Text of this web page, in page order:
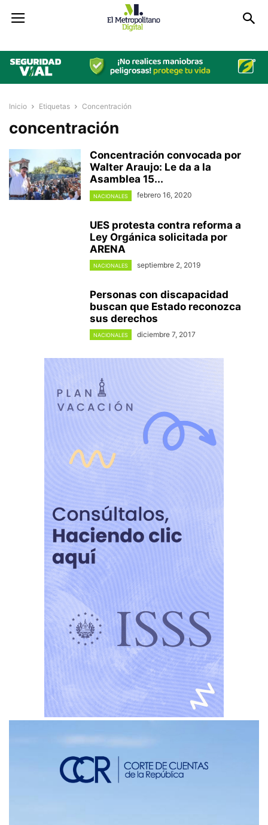
Inicio Etiquetas Concentración
concentración
Concentración convocada por
Walter Araujo: Le da a la
Asamblea 15...
NACIONALES febrero 16, 2020
UES protesta contra reforma a
Ley Orgánica solicitada por
ARENA
NACIONALES septiembre 2, 2019
Personas con discapacidad
buscan que Estado reconozca
sus derechos
NACIONALES diciembre 7, 2017